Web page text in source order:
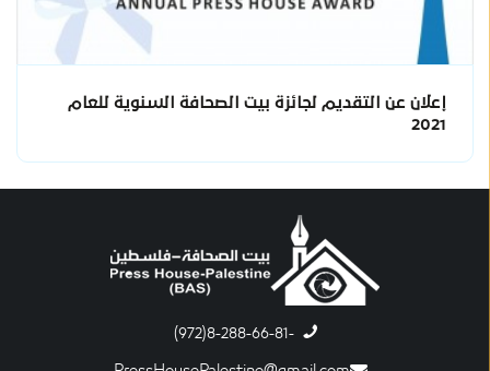
إعلان عن التقديم لجائزة بيت الصحافة السنوية للعام
2021
-8-288-66-81(972)